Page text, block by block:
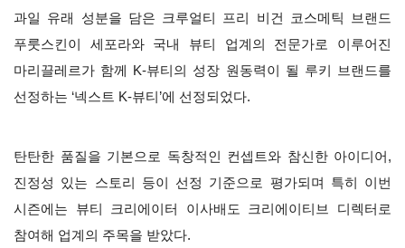
과일 유래 성분을 담은 크루얼티 프리 비건 코스메틱 브랜드
푸룻스킨이 세포라와 국내 뷰티 업계의 전문가로 이루어진
마리끌레르가 함께
K-뷰티의 성장 원동력이 될 루키 브랜드를
선정하는 ‘넥스트 K-뷰티 ’에 선정되었다.
탄탄한 품질을 기본으로 독창적인 컨셉트와 참신한 아이디어 ,
진정성 있는 스토리 등이 선정 기준으로 평가되며 특히 이번
시즌에는 뷰티 크리에이터 이사배도 크리에이티브 디렉터로
참여해 업계의 주목을 받았다.